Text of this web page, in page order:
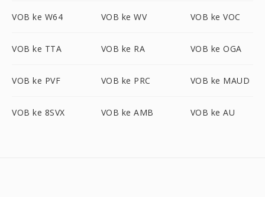
VOB ke W64 VOB ke WV VOB ke VOC
VOB ke TTA VOB ke RA VOB ke OGA
VOB ke PVF VOB ke PRC VOB ke MAUD
VOB ke 8SVX VOB ke AMB VOB ke AU